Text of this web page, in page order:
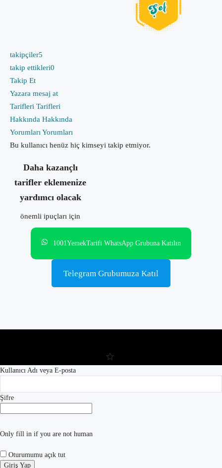
takipçiler5
takip ettikleri0
Takip Et
Yazara mesaj at
Tarifleri Tarifleri
Hakkında Hakkında
Yorumları Yorumları
Bu kullanıcı henüz hiç kimseyi takip etmiyor.
Daha kazançlı
tarifler eklemenize
yardımcı olacak
önemli ipuçları için
1001YemekTarifi WhatsApp Grubuna Katılın
Telegram Grubumuza Katıl
Kullanıcı Adı veya E-posta
Şifre
Only fill in if you are not human
Oturumumu açık tut